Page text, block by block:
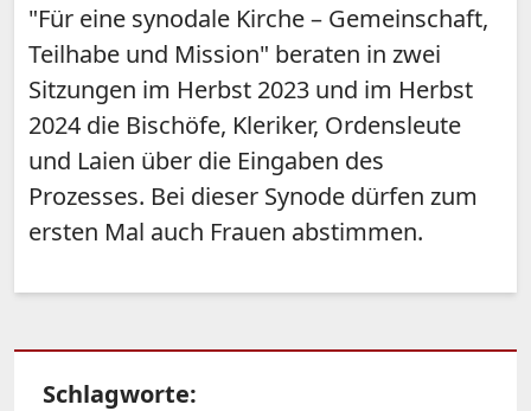
"Für eine synodale Kirche – Gemeinschaft,
Teilhabe und Mission" beraten in zwei
Sitzungen im Herbst 2023 und im Herbst
2024 die Bischöfe, Kleriker, Ordensleute
und Laien über die Eingaben des
Prozesses. Bei dieser Synode dürfen zum
ersten Mal auch Frauen abstimmen.
Schlagworte: